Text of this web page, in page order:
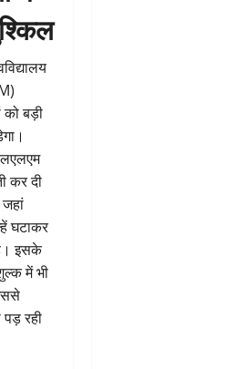
को बड़ी
कर दी
घटाकर
इसके
में भी
पड़ रही